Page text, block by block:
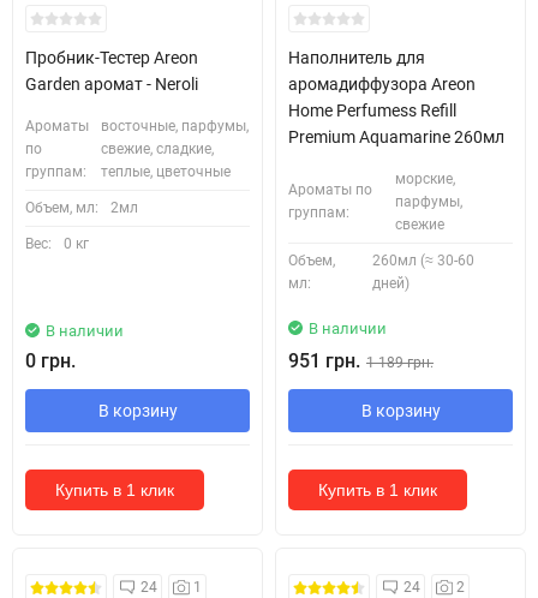
Кожні 1500₴ чеку = 1 тестер
Пробник-Тестер Areon
Garden аромат - Neroli
Ароматы
по
группам:
восточные, парфумы,
свежие, сладкие,
теплые, цветочные
Объем, мл: 2мл
Вес: 0 кг
В наличии
0 грн.
В корзину
Купить в 1 клик
Наполнитель для
аромадиффузора Areon
Home Perfumess Refill
Premium Aquamarine 260мл
Ароматы по
группам:
морские,
парфумы,
свежие
Объем,
мл:
260мл (≈ 30-60
дней)
В наличии
951 грн. 1 189 грн.
В корзину
Купить в 1 клик
Безкоштовна Доставка
24 1 24 2